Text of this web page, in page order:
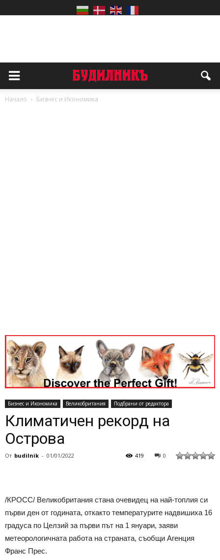
Начало Бизнес и Икономика
Бизнес и Икономика Великобритания Подбрани от редактора
Климатичен рекорд на
Острова
От budilnik - 01/01/2022 0
419
/КРОСС/ Великобритания стана очевидец на най-топлия си
първи ден от годината, откакто температурите надвишиха 16
градуса по Целзий за първи път на 1 януари, заяви
метеорологичната работа на страната, съобщи Агенция
Франс Прес.